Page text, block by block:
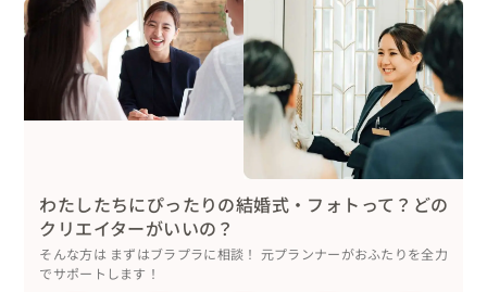
わたしたちにぴったりの結婚式・フォトって？どの
クリエイターがいいの？
そんな方は まずはブラプラに相談！ 元プランナーがおふたりを全力
でサポートします！